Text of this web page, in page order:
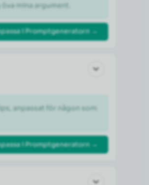
mina argument.
i Promptgeneratorn →
anpassat för någon som
i Promptgeneratorn →